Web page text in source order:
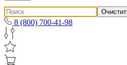
8 (800) 700-41-98